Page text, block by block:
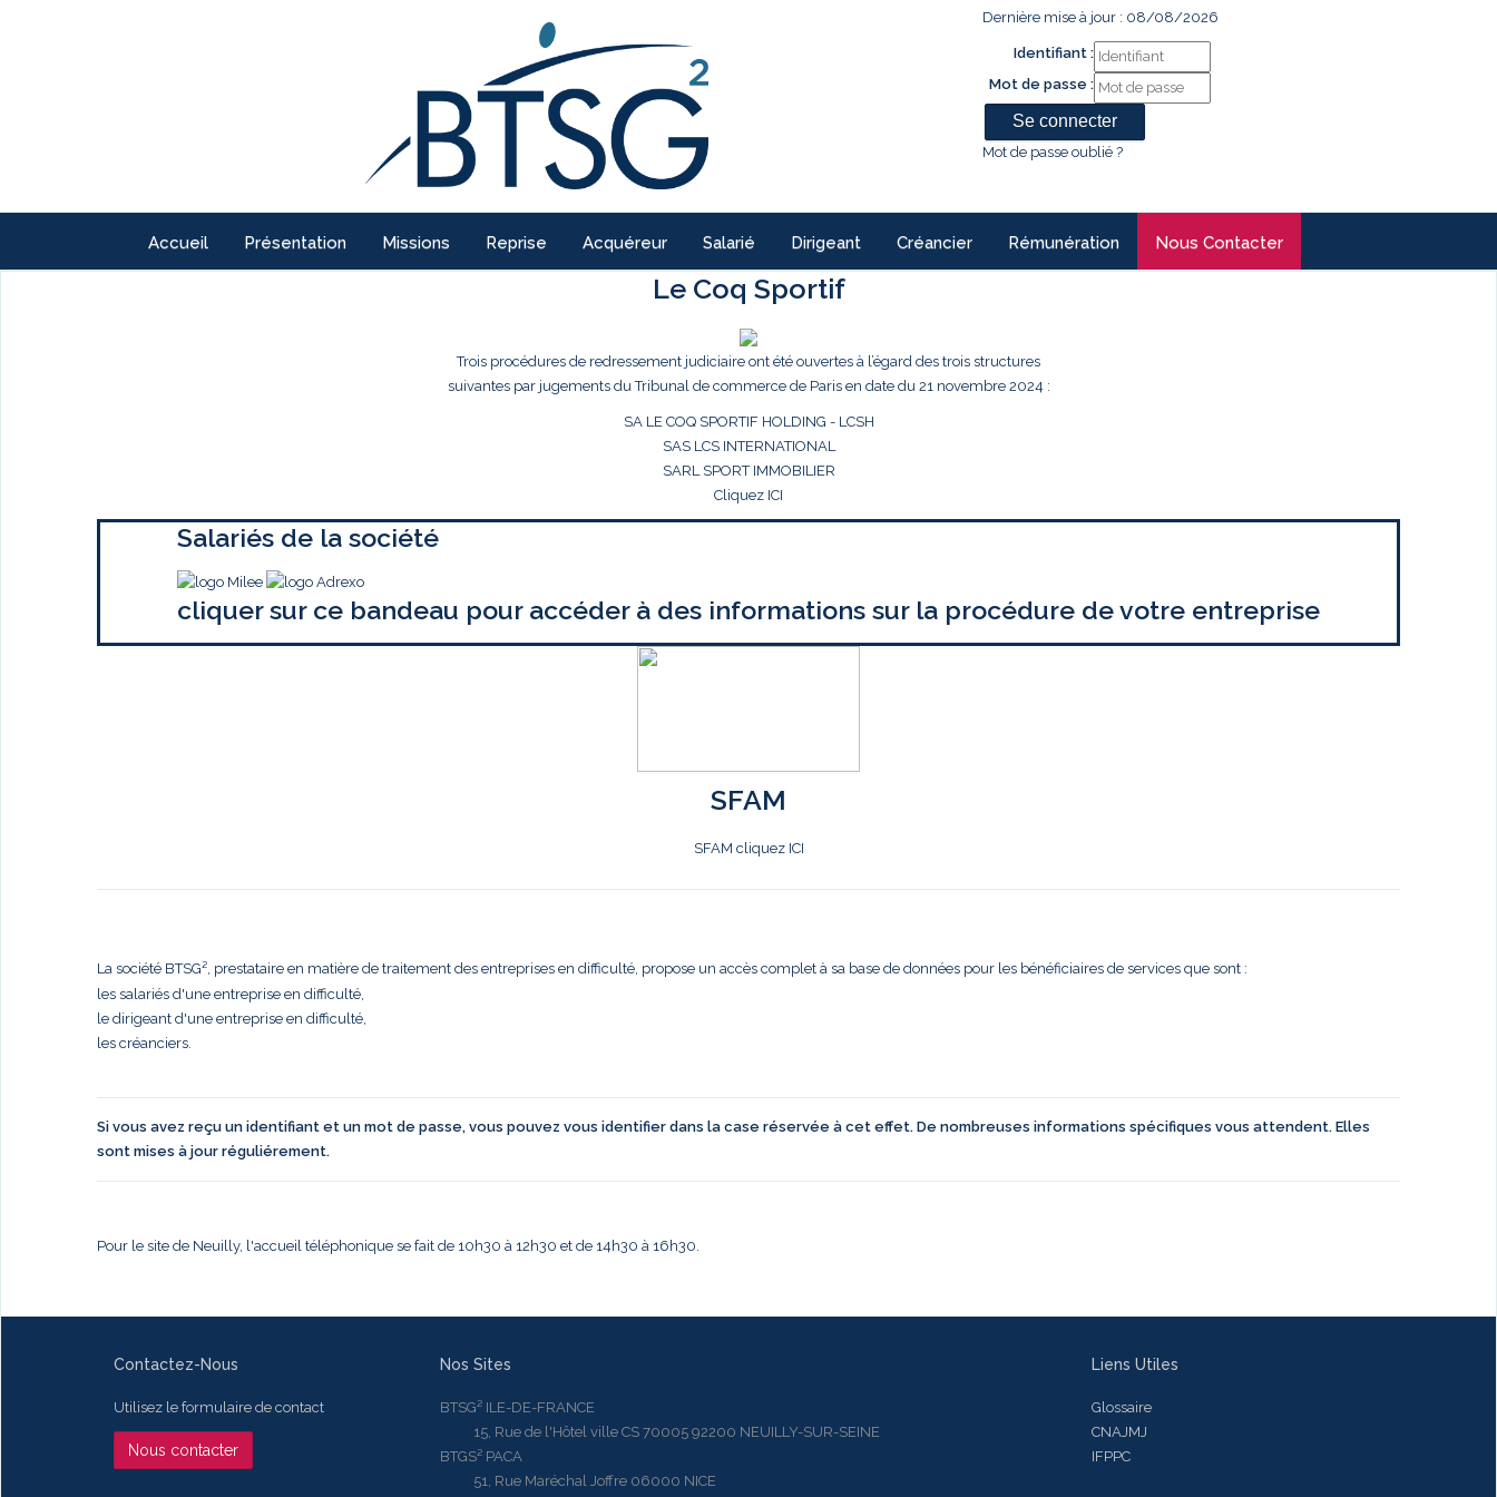
Dernière mise à jour : 08/08/2026
Identifiant :
Mot de passe :
Mot de passe oublié ?
Accueil Présentation Missions Reprise Acquéreur Salarié Dirigeant Créancier Rémunération Nous Contacter
Le Coq Sportif
Trois procédures de redressement judiciaire ont été ouvertes à l’égard des trois structures
suivantes par jugements du Tribunal de commerce de Paris en date du 21 novembre 2024 :
SA LE COQ SPORTIF HOLDING - LCSH
SAS LCS INTERNATIONAL
SARL SPORT IMMOBILIER
Cliquez ICI
Salariés de la société
cliquer sur ce bandeau pour accéder à des informations sur la procédure de votre entreprise
SFAM
SFAM cliquez ICI
La société BTSG², prestataire en matière de traitement des entreprises en difficulté, propose un accès complet à sa base de données pour les bénéficiaires de services que sont :
les salariés d'une entreprise en difficulté,
le dirigeant d'une entreprise en difficulté,
les créanciers.
Si vous avez reçu un identifiant et un mot de passe, vous pouvez vous identifier dans la case réservée à cet effet. De nombreuses informations spécifiques vous attendent. Elles
sont mises à jour réguliérement.
Pour le site de Neuilly, l'accueil téléphonique se fait de 10h30 à 12h30 et de 14h30 à 16h30.
Contactez-Nous
Utilisez le formulaire de contact
Nous contacter
Nos Sites
BTSG² ILE-DE-FRANCE
15, Rue de l'Hôtel ville CS 70005 92200 NEUILLY-SUR-SEINE
BTGS² PACA
51, Rue Maréchal Joffre 06000 NICE
Liens Utiles
Glossaire
CNAJMJ
IFPPC